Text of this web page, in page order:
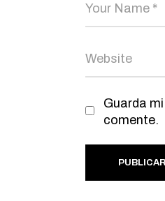
Guarda
comente.